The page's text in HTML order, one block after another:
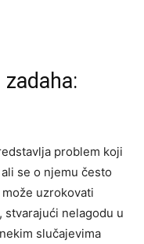
problem koji
se o njemu često
uzrokovati
nelagodu u
slučajevima